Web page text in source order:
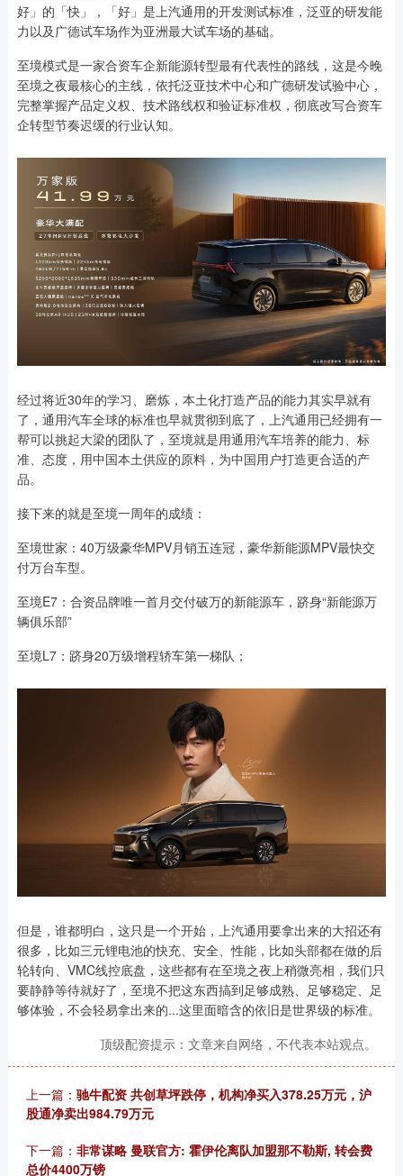
好」的「快」，「好」是上汽通用的开发测试标准，泛亚的研发能
力以及广德试车场作为亚洲最大试车场的基础。
至境模式是一家合资车企新能源转型最有代表性的路线，这是今晚
至境之夜最核心的主线，依托泛亚技术中心和广德研发试验中心，
完整掌握产品定义权、技术路线权和验证标准权，彻底改写合资车
企转型节奏迟缓的行业认知。
经过将近30年的学习、磨炼，本土化打造产品的能力其实早就有
了，通用汽车全球的标准也早就贯彻到底了，上汽通用已经拥有一
帮可以挑起大梁的团队了，至境就是用通用汽车培养的能力、标
准、态度，用中国本土供应的原料，为中国用户打造更合适的产
品。
接下来的就是至境一周年的成绩：
至境世家：40万级豪华MPV月销五连冠，豪华新能源MPV最快交
付万台车型。
至境E7：合资品牌唯一首月交付破万的新能源车，跻身“新能源万
辆俱乐部”
至境L7：跻身20万级增程轿车第一梯队；
但是，谁都明白，这只是一个开始，上汽通用要拿出来的大招还有
很多，比如三元锂电池的快充、安全、性能，比如头部都在做的后
轮转向、VMC线控底盘，这些都有在至境之夜上稍微亮相，我们只
要静静等待就好了，至境不把这东西搞到足够成熟、足够稳定、足
够体验，不会轻易拿出来的...这里面暗含的依旧是世界级的标准。
顶级配资提示：文章来自网络，不代表本站观点。
上一篇： 驰牛配资 共创草坪跌停，机构净买入378.25万元，沪
股通净卖出984.79万元
下一篇： 非常谋略 曼联官方: 霍伊伦离队加盟那不勒斯, 转会费
总价4400万镑